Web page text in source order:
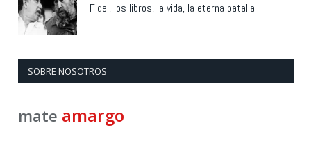
Fidel, los libros, la vida, la eterna batalla
SOBRE NOSOTROS
mate amargo